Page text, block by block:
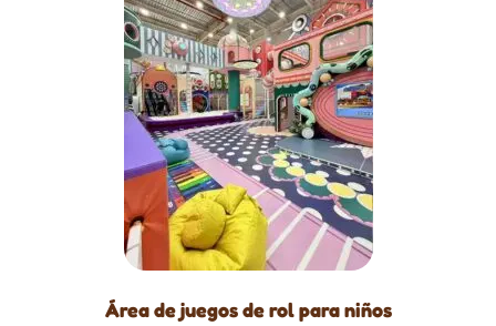
Área de juegos de rol para niños